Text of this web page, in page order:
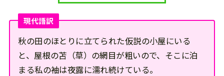
現代語訳
秋の田のほとりに立てられた仮説の小屋にいる
と、屋根の苫（草）の網目が粗いので、そこに泊
まる私の袖は夜露に濡れ続けている。